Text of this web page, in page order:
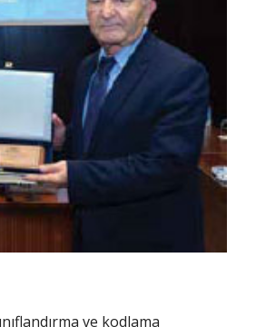
ve kodlama